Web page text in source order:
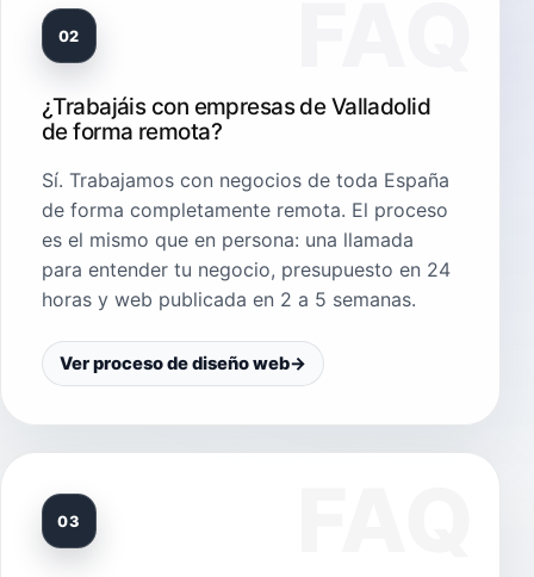
02
¿Trabajáis con empresas de Valladolid
de forma remota?
Sí. Trabajamos con negocios de toda España
de forma completamente remota. El proceso
es el mismo que en persona: una llamada
para entender tu negocio, presupuesto en 24
horas y web publicada en 2 a 5 semanas.
Ver proceso de diseño web→
03